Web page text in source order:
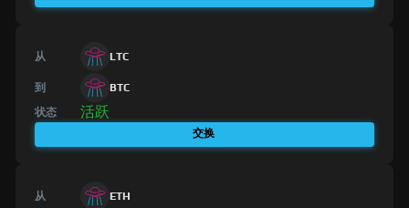
从 LTC
到 BTC
状态 活跃
交换
从 ETH